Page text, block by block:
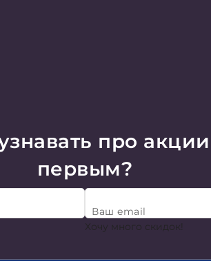
про
первым?
Ваш email
Хочу много скидок!